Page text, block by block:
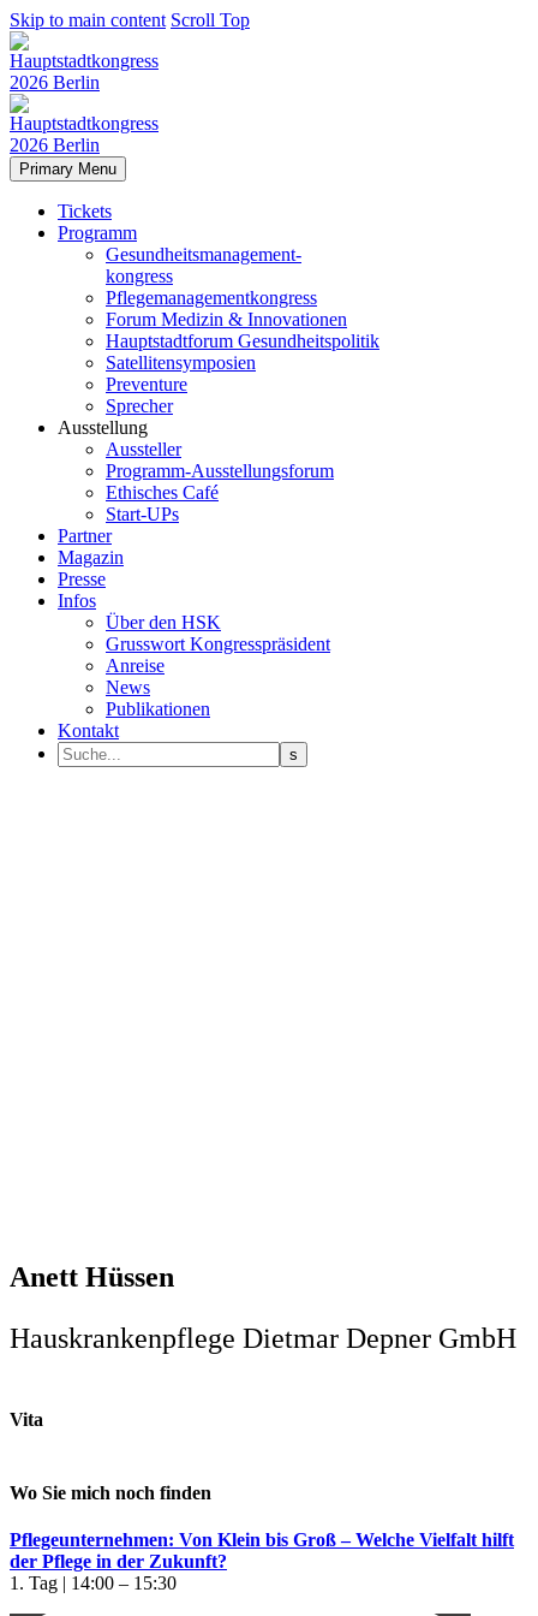
Skip to main content Scroll Top
Primary Menu
Tickets
Programm
Gesundheitsmanagement-
kongress
Pflegemanagementkongress
Forum Medizin & Innovationen
Hauptstadtforum Gesundheitspolitik
Satellitensymposien
Preventure
Sprecher
Ausstellung
Aussteller
Programm-Ausstellungsforum
Ethisches Café
Start-UPs
Partner
Magazin
Presse
Infos
Über den HSK
Grusswort Kongresspräsident
Anreise
News
Publikationen
Kontakt
Anett Hüssen
Hauskrankenpflege Dietmar Depner GmbH
Vita
Wo Sie mich noch finden
Pflegeunternehmen: Von Klein bis Groß – Welche Vielfalt hilft
der Pflege in der Zukunft?
1. Tag | 14:00 – 15:30